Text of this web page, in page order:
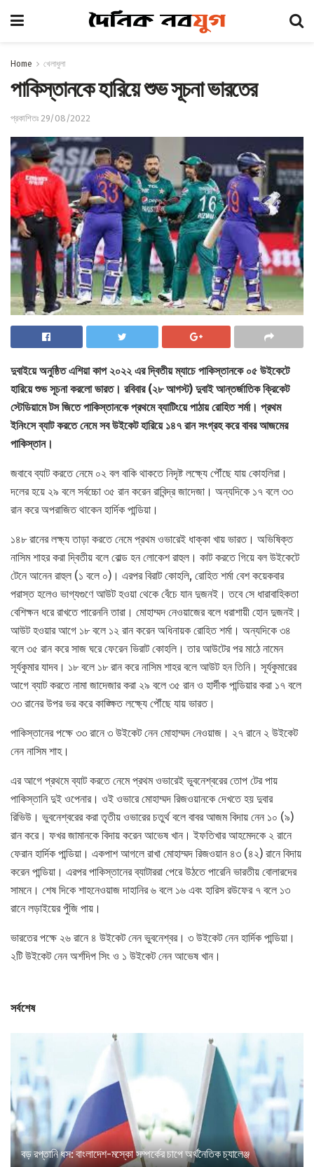
Home খেলাধুলা
পাকিস্তানকে হারিয়ে শুভ সূচনা ভারতের
প্রকাশিতঃ 29/08/2022
দুবাইয়ে অনুষ্ঠিত এশিয়া কাপ ২০২২ এর দ্বিতীয় ম্যাচে পাকিস্তানকে ০৫ উইকেটে
হারিয়ে শুভ সূচনা করলো ভারত। রবিবার (২৮ আগস্ট) দুবাই আন্তর্জাতিক ক্রিকেট
স্টেডিয়ামে টস জিতে পাকিস্তানকে প্রথমে ব্যাটিংয়ে পাঠায় রোহিত শর্মা। প্রথম
ইনিংসে ব্যাট করতে নেমে সব উইকেট হারিয়ে ১৪৭ রান সংগ্রহ করে বাবর আজমের
পাকিস্তান।
জবাবে ব্যাট করতে নেমে ০২ বল বাকি থাকতে নিদৃষ্ট লক্ষ্যে পৌঁছে যায় কোহলিরা।
দলের হয়ে ২৯ বলে সর্বচ্চো ৩৫ রান করেন রাবিন্দ্র জাদেজা। অন্যদিকে ১৭ বলে ৩৩
রান করে অপরাজিত থাকেন হার্দিক পান্ডিয়া।
১৪৮ রানের লক্ষ্য তাড়া করতে নেমে প্রথম ওভারেই ধাক্কা খায় ভারত। অভিষিক্ত
নাসিম শাহর করা দ্বিতীয় বলে বোল্ড হন লোকেশ রাহুল। কাট করতে গিয়ে বল উইকেটে
টেনে আনেন রাহুল (১ বলে ০)। এরপর বিরাট কোহলি, রোহিত শর্মা বেশ কয়েকবার
পরাস্ত হলেও ভাগ্যগুণে আউট হওয়া থেকে বেঁচে যান দুজনই। তবে সে ধারাবাহিকতা
বেশিক্ষন ধরে রাখতে পারেননি তারা। মোহাম্মদ নেওয়াজের বলে ধরাশায়ী হোন দুজনই।
আউট হওয়ার আগে ১৮ বলে ১২ রান করেন অধিনায়ক রোহিত শর্মা। অন্যদিকে ৩৪
বলে ৩৫ রান করে সাজ ঘরে ফেরেন ভিরাট কোহলি। তার আউটের পর মাঠে নামেন
সূর্যকুমার যাদব। ১৮ বলে ১৮ রান করে নাসিম শাহর বলে আউট হন তিনি। সূর্যকুমারের
আগে ব্যাট করতে নামা জাদেজার করা ২৯ বলে ৩৫ রান ও হার্দীক পান্ডিয়ার করা ১৭ বলে
৩৩ রানের উপর ভর করে কাঙ্ক্ষিত লক্ষ্যে পৌঁছে যায় ভারত।
পাকিস্তানের পক্ষে ৩৩ রানে ৩ উইকেট নেন মোহাম্মদ নেওয়াজ। ২৭ রানে ২ উইকেট
নেন নাসিম শাহ।
এর আগে প্রথমে ব্যাট করতে নেমে প্রথম ওভারেই ভুবনেশ্বরের তোপ টের পায়
পাকিস্তানি দুই ওপেনার। ওই ওভারে মোহাম্মদ রিজওয়ানকে দেখতে হয় দুবার
রিভিউ। ভুবনেশ্বরের করা তৃতীয় ওভারের চতুর্থ বলে বাবর আজম বিদায় নেন ১০ (৯)
রান করে। ফখর জামানকে বিদায় করেন আভেষ খান। ইফতিখার আহমেদকে ২ রানে
ফেরান হার্দিক পান্ডিয়া। একপাশ আগলে রাখা মোহাম্মদ রিজওয়ান ৪৩ (৪২) রানে বিদায়
করেন পান্ডিয়া। এরপর পাকিস্তানের ব্যাটাররা পেরে উঠতে পারেনি ভারতীয় বোলারদের
সামনে। শেষ দিকে শাহনেওয়াজ দাহানির ৬ বলে ১৬ এবং হারিস রউফের ৭ বলে ১৩
রানে লড়াইয়ের পুঁজি পায়।
ভারতের পক্ষে ২৬ রানে ৪ উইকেট নেন ভুবনেশ্বর। ৩ উইকেট নেন হার্দিক পান্ডিয়া।
২টি উইকেট নেন অর্শদিপ সিং ও ১ উইকেট নেন আভেষ খান।
সর্বশেষ
বড় রপ্তানি ধস: বাংলাদেশ-মস্কো সম্পর্কের চাপে অর্থনৈতিক চ্যালেঞ্জ